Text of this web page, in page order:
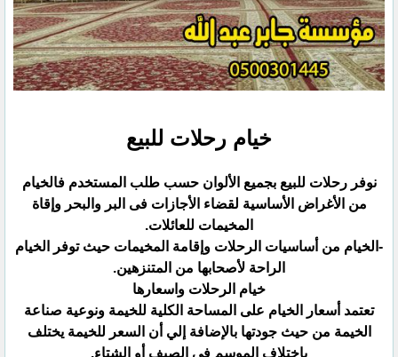
خيام رحلات للبيع
نوفر رحلات للبيع بجميع الألوان حسب طلب المستخدم فالخيام
من الأغراض الأساسية لقضاء الأجازات فى البر والبحر ‏وإقاة
المخيمات للعائلات.‏
‏-الخيام من أساسيات الرحلات وإقامة المخيمات حيث توفر الخيام
الراحة لأصحابها من المتنزهين.‏
خيام الرحلات واسعارها
تعتمد أسعار الخيام على المساحة الكلية للخيمة ونوعية صناعة
الخيمة من حيث جودتها بالإضافة إلي أن السعر للخيمة ‏يختلف
باختلاف الموسم فى الصيف أو الشتاء.‏